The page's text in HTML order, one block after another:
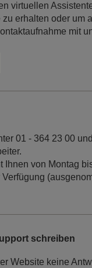
virtuellen
zu erhalten oder um
mit
01 - 364 23 00
Ihnen von Montag
schreiben
Website keine